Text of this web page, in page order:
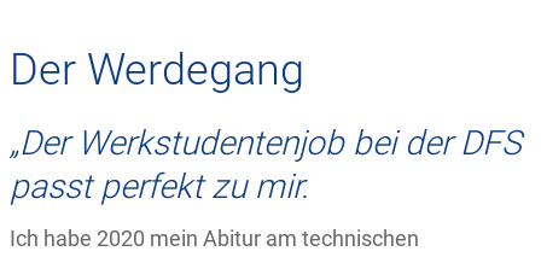
Der Werdegang
„Der Werkstudentenjob bei der DFS
passt perfekt zu mir.
Ich habe 2020 mein Abitur am technischen